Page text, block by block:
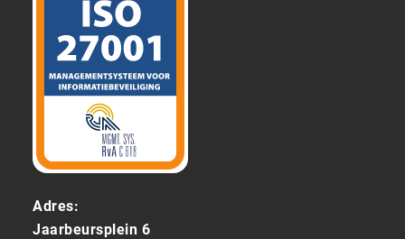
Adres:
Jaarbeursplein 6